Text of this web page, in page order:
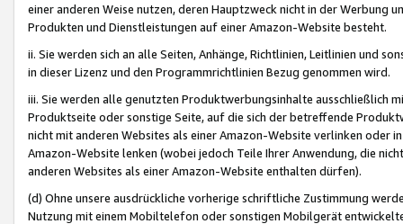
einer anderen Weise nutzen, deren Hauptzweck nicht in der Werbung
Produkten und Dienstleistungen auf einer Amazon-Website besteht.
ii. Sie werden sich an alle Seiten, Anhänge, Richtlinien, Leitlinien und
in dieser Lizenz und den Programmrichtlinien Bezug genommen wird.
iii. Sie werden alle genutzten Produktwerbungsinhalte ausschließlich
Produktseite oder sonstige Seite, auf die sich der betreffende
nicht mit anderen Websites als einer Amazon-Website verlinken oder
Amazon-Website lenken (wobei jedoch Teile Ihrer Anwendung, die
anderen Websites als einer Amazon-Website enthalten dürfen).
(d) Ohne unsere ausdrückliche vorherige schriftliche Zustimmung
Nutzung mit einem Mobiltelefon oder sonstigen Mobilgerät